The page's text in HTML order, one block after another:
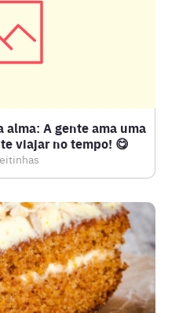
alma: A gente ama uma
viajar no tempo! 😋